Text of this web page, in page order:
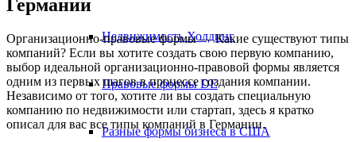
Недвижимость Холдинг
Правовые формы DE
Разные формы бизнеса в США
Германии
Организационно-правовые формы — Какие существуют типы
компаний? Если вы хотите создать свою первую компанию,
выбор идеальной организационно-правовой формы является
одним из первых шагов в процессе создания компании.
Независимо от того, хотите ли вы создать специальную
компанию по недвижимости или стартап, здесь я кратко
описал для вас все типы компаний в Германии.